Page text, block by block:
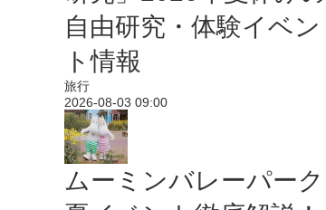
自由研究・体験イベン
ト情報
旅行
2026-08-03 09:00
ムーミンバレーパーク